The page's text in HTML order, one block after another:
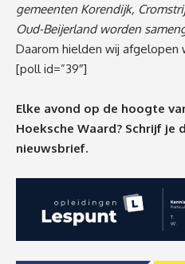
gemeenten Korendijk,
Oud-Beijerland worden
Daarom hielden wij
[poll id=”39″]
Elke avond op de hoogte
Hoeksche Waard? Schrijf je
nieuwsbrief.